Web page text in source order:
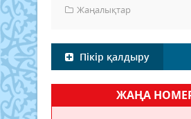
Жаңалықтар
Пікір қалдыру
ЖАҢА